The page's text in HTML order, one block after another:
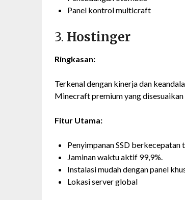
Panel kontrol multicraft
3. Hostinger
Ringkasan:
Terkenal dengan kinerja dan
Minecraft premium yang
Fitur Utama:
Penyimpanan SSD berkecepatan
Jaminan waktu aktif 99,9%.
Instalasi mudah dengan panel
Lokasi server global